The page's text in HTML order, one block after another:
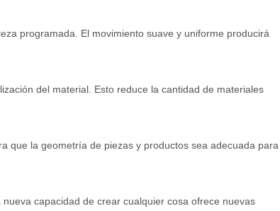
programada. El movimiento suave y uniforme producirá
del material. Esto reduce la cantidad de materiales
que la geometría de piezas y productos sea adecuada para
capacidad de crear cualquier cosa ofrece nuevas